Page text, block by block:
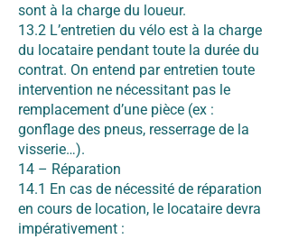
sont à la charge du loueur.
13.2 L’entretien du vélo est à la charge
du locataire pendant toute la durée du
contrat. On entend par entretien toute
intervention ne nécessitant pas le
remplacement d’une pièce (ex :
gonflage des pneus, resserrage de la
visserie…).
14 – Réparation
14.1 En cas de nécessité de réparation
en cours de location, le locataire devra
impérativement :